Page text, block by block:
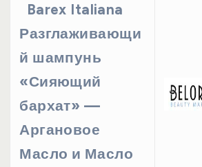
Barex Italiana
Разглаживающи
й шампунь
«Сияющий
бархат» —
Аргановое
Масло и Масло